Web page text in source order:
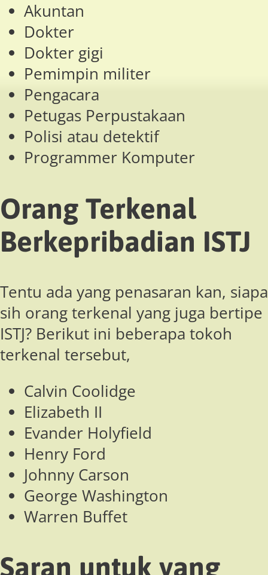
Akuntan
Dokter
Dokter gigi
Pemimpin militer
Pengacara
Petugas Perpustakaan
Polisi atau detektif
Programmer Komputer
Orang Terkenal
Berkepribadian ISTJ
Tentu ada yang penasaran kan, siapa
sih orang terkenal yang juga bertipe
ISTJ? Berikut ini beberapa tokoh
terkenal tersebut,
Calvin Coolidge
Elizabeth II
Evander Holyfield
Henry Ford
Johnny Carson
George Washington
Warren Buffet
Saran untuk yang